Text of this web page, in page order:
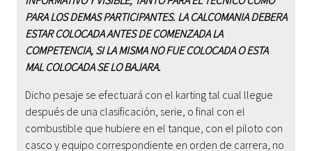
PARA LOS DEMAS PARTICIPANTES. LA CALCOMANIA DEBERA
ESTAR COLOCADA ANTES DE COMENZADA LA
COMPETENCIA, SI LA MISMA NO FUE COLOCADA O ESTA
MAL COLOCADA SE LO BAJARA.
Dicho pesaje se efectuará con el karting tal cual llegue
después de una clasificación, serie, o final con el
combustible que hubiere en el tanque, con el piloto con
casco y equipo correspondiente en orden de carrera, no